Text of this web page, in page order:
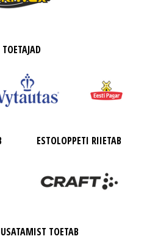
TOETAJAD
ESTOLOPPETI RIIETAB
TOETAB